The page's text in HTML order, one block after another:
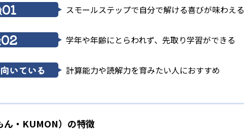
01 スモールステップで自分で解ける喜びが味わえる
02 学年や年齢にとらわれず、先取り学習ができる
いている 計算能力や読解力を育みたい人におすすめ
ん・KUMON）の特徴